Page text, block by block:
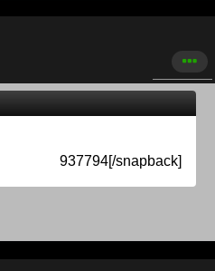
937794[/snapback]